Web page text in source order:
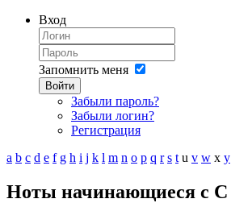
Вход
Запомнить меня
Войти
Забыли пароль?
Забыли логин?
Регистрация
a b c d e f g h i j k l m n o p q r s t u v w x y
Ноты начинающиеся с C